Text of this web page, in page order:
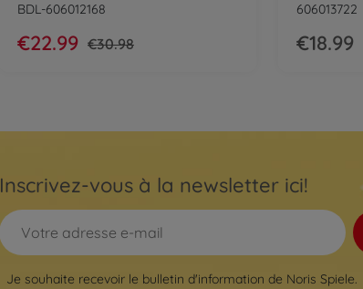
BDL-606012168
€22.99 €30.98
606013722
€18.99
Inscrivez-vous à la newsletter ici!
Je souhaite recevoir le bulletin d'information de Noris Spiele.